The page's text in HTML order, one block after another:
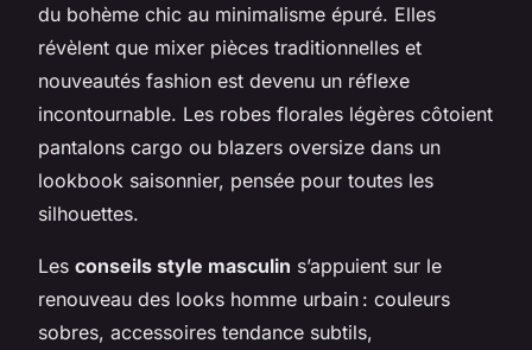
du bohème chic au minimalisme épuré. Elles
révèlent que mixer pièces traditionnelles et
nouveautés fashion est devenu un réflexe
incontournable. Les robes florales légères côtoient
pantalons cargo ou blazers oversize dans un
lookbook saisonnier, pensée pour toutes les
silhouettes.
Les conseils style masculin s’appuient sur le
renouveau des looks homme urbain : couleurs
sobres, accessoires tendance subtils,